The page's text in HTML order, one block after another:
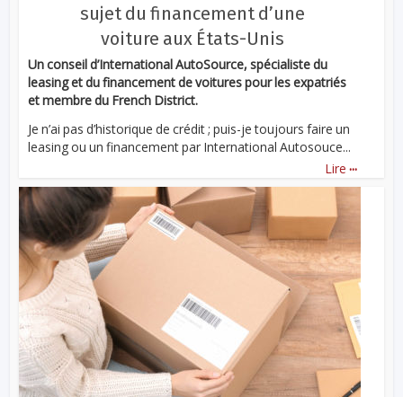
sujet du financement d’une
voiture aux États-Unis
Un conseil d’International AutoSource, spécialiste du
leasing et du financement de voitures pour les expatriés
et membre du French District.
Je n’ai pas d’historique de crédit ; puis-je toujours faire un
leasing ou un financement par International Autosouce...
Lire ...